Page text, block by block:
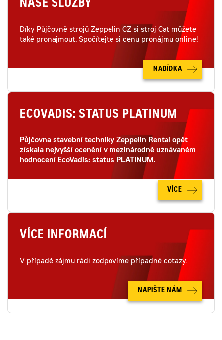
NAŠE SLUŽBY
Díky Půjčovně strojů Zeppelin CZ si stroj Cat můžete
také pronajmout. Spočítejte si cenu pronájmu online!
NABÍDKA
ECOVADIS: STATUS PLATINUM
Půjčovna stavební techniky Zeppelin Rental opět
získala nejvyšší ocenění v mezinárodně uznávaném
hodnocení EcoVadis: status PLATINUM.
VÍCE
VÍCE INFORMACÍ
V případě zájmu rádi zodpovíme případné dotazy.
NAPIŠTE NÁM